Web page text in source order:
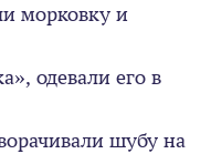
морковку и
одевали его в
шубу на